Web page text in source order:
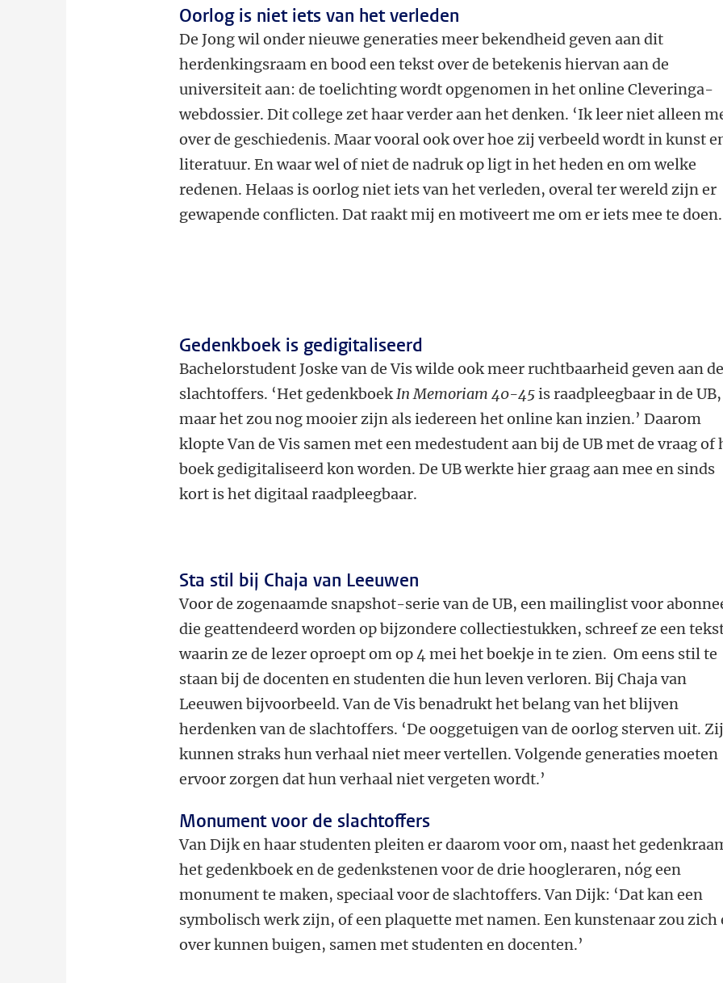
Oorlog is niet iets van het verleden
De Jong wil onder nieuwe generaties meer bekendheid geven aan dit
herdenkingsraam en bood een tekst over de betekenis hiervan aan de
universiteit aan: de toelichting wordt opgenomen in het online Cleveringa-
webdossier. Dit college zet haar verder aan het denken. ‘Ik leer niet alleen
over de geschiedenis. Maar vooral ook over hoe zij verbeeld wordt in kunst
literatuur. En waar wel of niet de nadruk op ligt in het heden en om welke
redenen. Helaas is oorlog niet iets van het verleden, overal ter wereld zijn er
gewapende conflicten. Dat raakt mij en motiveert me om er iets mee te
Gedenkboek is gedigitaliseerd
Bachelorstudent Joske van de Vis wilde ook meer ruchtbaarheid geven aan de
slachtoffers. ‘Het gedenkboekIn Memoriam 40-45is raadpleegbaar in de UB,
maar het zou nog mooier zijn als iedereen het online kan inzien.’ Daarom
klopte Van de Vis samen met een medestudent aan bij de UB met de vraag of
boek gedigitaliseerd kon worden. De UB werkte hier graag aan mee en sinds
kort is het digitaal raadpleegbaar.
Sta stil bij Chaja van Leeuwen
Voor de zogenaamde snapshot-serie van de UB, een mailinglist voor
die geattendeerd worden op bijzondere collectiestukken, schreef ze een
waarin ze de lezer oproept om op 4 mei het boekje in te zien. Om eens stil te
staan bij de docenten en studenten die hun leven verloren. Bij Chaja van
Leeuwen bijvoorbeeld. Van de Vis benadrukt het belang van het blijven
herdenken van de slachtoffers. ‘De ooggetuigen van de oorlog sterven uit. Zij
kunnen straks hun verhaal niet meer vertellen. Volgende generaties moeten
ervoor zorgen dat hun verhaal niet vergeten wordt.’
Monument voor de slachtoffers
Van Dijk en haar studenten pleiten er daarom voor om, naast het
het gedenkboek en de gedenkstenen voor de drie hoogleraren, nóg een
monument te maken, speciaal voor de slachtoffers. Van Dijk: ‘Dat kan een
symbolisch werk zijn, of een plaquette met namen. Een kunstenaar zou zich
over kunnen buigen, samen met studenten en docenten.’